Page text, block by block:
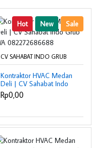
Hot New Sale
CV SAHABAT INDO GRUB
Kontraktor HVAC Medan
Deli | CV Sahabat Indo
Grub WA
082272686688
Rp0,00